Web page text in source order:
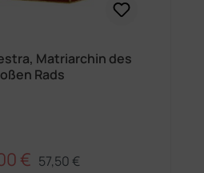
Matriarchin des
Rads
€ Regulärer Preis:
57,50 €